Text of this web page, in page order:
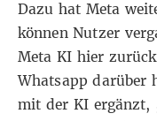
Dazu hat Meta
können Nutzer
Meta KI hier
Whatsapp darüber
mit der KI ergänzt,